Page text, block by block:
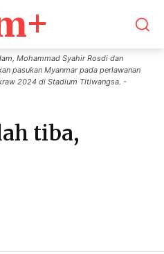
tiba,
Mohammad Syahir Rosdi dan
pasukan Myanmar pada perlawanan
2024 di Stadium Titiwangsa. -